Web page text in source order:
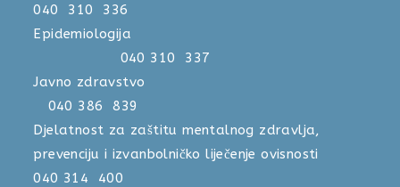
040 310 336
Epidemiologija
040 310 337
Javno zdravstvo
040 386 839
Djelatnost za zaštitu mentalnog zdravlja,
prevenciju i izvanbolničko liječenje ovisnosti
040 314 400